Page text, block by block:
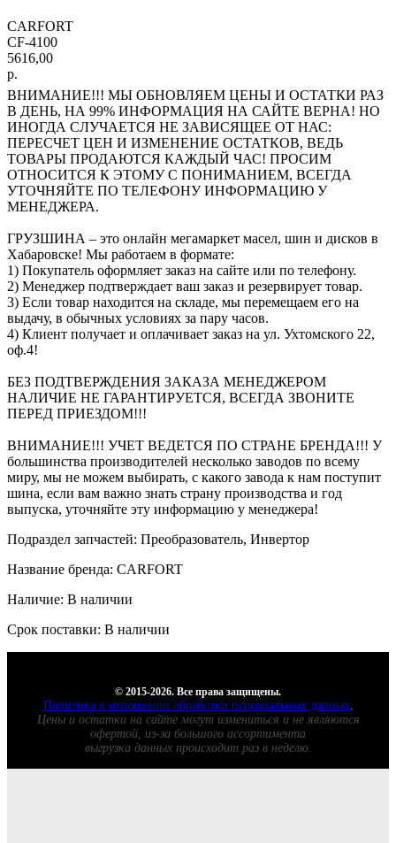
CARFORT
CF-4100
5616,00
р.
ВНИМАНИЕ!!! МЫ ОБНОВЛЯЕМ ЦЕНЫ И ОСТАТКИ РАЗ
В ДЕНЬ, НА 99% ИНФОРМАЦИЯ НА САЙТЕ ВЕРНА! НО
ИНОГДА СЛУЧАЕТСЯ НЕ ЗАВИСЯЩЕЕ ОТ НАС:
ПЕРЕСЧЕТ ЦЕН И ИЗМЕНЕНИЕ ОСТАТКОВ, ВЕДЬ
ТОВАРЫ ПРОДАЮТСЯ КАЖДЫЙ ЧАС! ПРОСИМ
ОТНОСИТСЯ К ЭТОМУ С ПОНИМАНИЕМ, ВСЕГДА
УТОЧНЯЙТЕ ПО ТЕЛЕФОНУ ИНФОРМАЦИЮ У
МЕНЕДЖЕРА.
ГРУЗШИНА – это онлайн мегамаркет масел, шин и дисков в
Хабаровске! Мы работаем в формате:
1) Покупатель оформляет заказ на сайте или по телефону.
2) Менеджер подтверждает ваш заказ и резервирует товар.
3) Если товар находится на складе, мы перемещаем его на
выдачу, в обычных условиях за пару часов.
4) Клиент получает и оплачивает заказ на ул. Ухтомского 22,
оф.4!
БЕЗ ПОДТВЕРЖДЕНИЯ ЗАКАЗА МЕНЕДЖЕРОМ
НАЛИЧИЕ НЕ ГАРАНТИРУЕТСЯ, ВСЕГДА ЗВОНИТЕ
ПЕРЕД ПРИЕЗДОМ!!!
ВНИМАНИЕ!!! УЧЕТ ВЕДЕТСЯ ПО СТРАНЕ БРЕНДА!!! У
большинства производителей несколько заводов по всему
миру, мы не можем выбирать, с какого завода к нам поступит
шина, если вам важно знать страну производства и год
выпуска, уточняйте эту информацию у менеджера!
Подраздел запчастей: Преобразователь, Инвертор
Название бренда: CARFORT
Наличие: В наличии
Срок поставки: В наличии
© 2015-2026. Все права защищены.
Политика в отношении обработки персональных данных.
Цены и остатки на сайте могут измениться и не являются
офертой, из-за большого ассортимента
выгрузка данных происходит раз в неделю.